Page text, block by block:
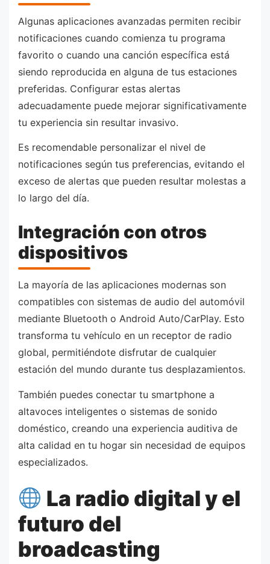
Algunas aplicaciones avanzadas permiten recibir
notificaciones cuando comienza tu programa
favorito o cuando una canción específica está
siendo reproducida en alguna de tus estaciones
preferidas. Configurar estas alertas
adecuadamente puede mejorar significativamente
tu experiencia sin resultar invasivo.
Es recomendable personalizar el nivel de
notificaciones según tus preferencias, evitando el
exceso de alertas que pueden resultar molestas a
lo largo del día.
Integración con otros
dispositivos
La mayoría de las aplicaciones modernas son
compatibles con sistemas de audio del automóvil
mediante Bluetooth o Android Auto/CarPlay. Esto
transforma tu vehículo en un receptor de radio
global, permitiéndote disfrutar de cualquier
estación del mundo durante tus desplazamientos.
También puedes conectar tu smartphone a
altavoces inteligentes o sistemas de sonido
doméstico, creando una experiencia auditiva de
alta calidad en tu hogar sin necesidad de equipos
especializados.
La radio digital y el
futuro del
broadcasting